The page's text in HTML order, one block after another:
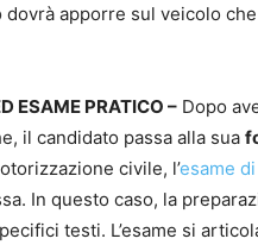
dovrà apporre sul veicolo
ESAME PRATICO – Dopo
il candidato passa alla sua
civile, l’esame
In questo caso, la
testi. L’esame si